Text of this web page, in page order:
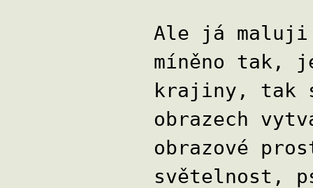
Ale já maluji
míněno tak,
krajiny, tak
obrazech
obrazové
světelnost,